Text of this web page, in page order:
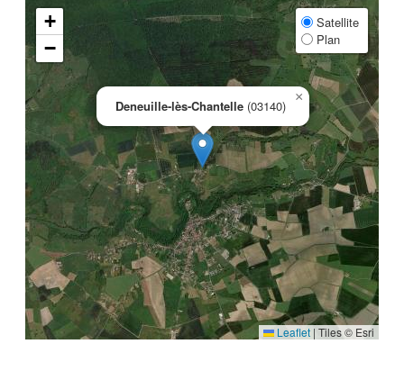
Deneuille-lès-Chantelle (03140)
×
+
−
Satellite
Plan
Leaflet | Tiles © Esri